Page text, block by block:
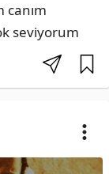
canım
seviyorum